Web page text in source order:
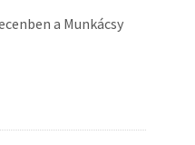
a Munkácsy